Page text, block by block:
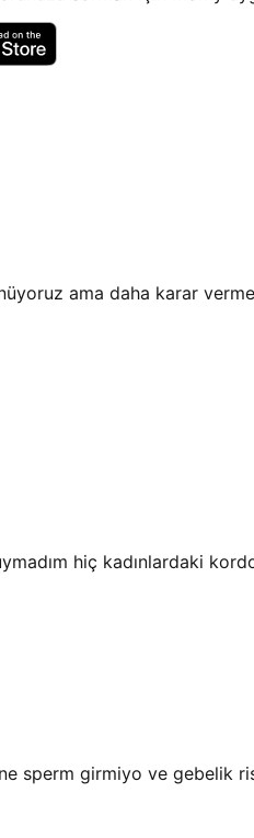
ama daha karar
hiç kadınlardaki
sperm girmiyo ve gebelik